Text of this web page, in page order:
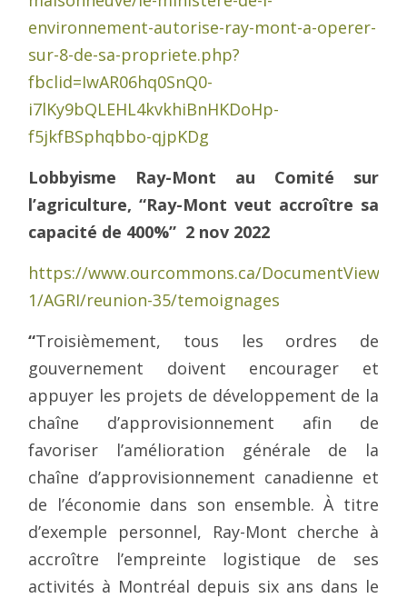
environnement-autorise-ray-mont-a-operer-
sur-8-de-sa-propriete.php?
fbclid=IwAR06hq0SnQ0-
i7lKy9bQLEHL4kvkhiBnHKDoHp-
f5jkfBSphqbbo-qjpKDg
Lobbyisme Ray-Mont au Comité sur
l’agriculture, “Ray-Mont veut accroître sa
capacité de 400%” 2 nov 2022
https://www.ourcommons.ca/
1/AGRI/reunion-35/temoignages
“Troisièmement, tous les ordres de
gouvernement doivent encourager et
appuyer les projets de développement de la
chaîne d’approvisionnement afin de
favoriser l’amélioration générale de la
chaîne d’approvisionnement canadienne et
de l’économie dans son ensemble. À titre
d’exemple personnel, Ray-Mont cherche à
accroître l’empreinte logistique de ses
activités à Montréal depuis six ans dans le